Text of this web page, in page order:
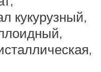
кукурузный,